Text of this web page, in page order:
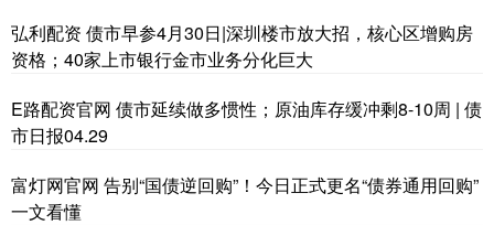
弘利配资 债市早参4月30日|深圳楼市放大招，核心区增购房
资格；40家上市银行金市业务分化巨大
E路配资官网 债市延续做多惯性；原油库存缓冲剩8-10周 | 债
市日报04.29
富灯网官网 告别“国债逆回购”！今日正式更名“债券通用回购”
一文看懂